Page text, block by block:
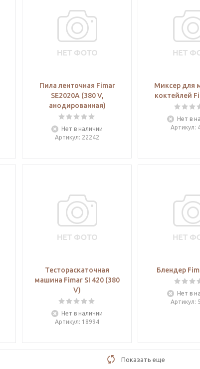
Пила ленточная Fimar
SE2020A (380 V,
анодированная)
Нет в наличии
Артикул: 22242
Миксер для
коктейлей
Нет в
Артикул:
Тестораскаточная
машина Fimar SI 420 (380
V)
Нет в наличии
Артикул: 18994
Блендер
Нет в
Артикул:
Показать еще